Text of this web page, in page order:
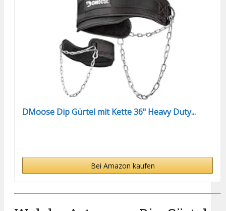
DMoose Dip Gürtel mit Kette 36" Heavy Duty...
Bei Amazon kaufen